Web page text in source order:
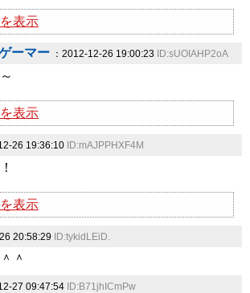
表示
ーマー ：2012-12-26 19:00:23 ID:sUOIAHP2oA
表示
26 19:36:10 ID:mAJPPHXF4M
表示
20:58:29 ID:tykidLEiD.
＾
27 09:47:54 ID:B71jhICmPw